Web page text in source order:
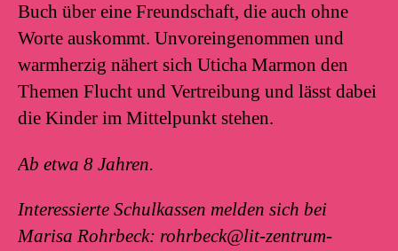
Buch über eine Freundschaft, die auch ohne
Worte auskommt. Unvoreingenommen und
warmherzig nähert sich Uticha Marmon den
Themen Flucht und Vertreibung und lässt dabei
die Kinder im Mittelpunkt stehen.
Ab etwa 8 Jahren.
Interessierte Schulkassen melden sich bei
Marisa Rohrbeck: rohrbeck@lit-zentrum-